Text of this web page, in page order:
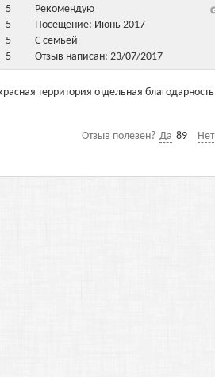
5
5
5
5
Рекомендую
Посещение: Июнь 2017
С семьёй
Отзыв написан: 23/07/2017
территория отдельная благодарность
Отзыв полезен? Да 89 Нет